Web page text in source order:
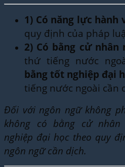
1) Có năng lực hành
quy định của pháp
2) Có bằng cử
thứ tiếng nước
bằng tốt nghiệp đại
tiếng nước ngoài cần
Đối với ngôn ngữ không
không có bằng cử
nghiệp đại học theo quy
ngôn ngữ cần dịch.